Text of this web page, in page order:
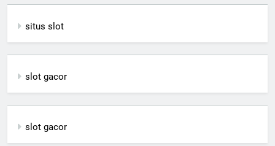
situs slot
slot gacor
slot gacor